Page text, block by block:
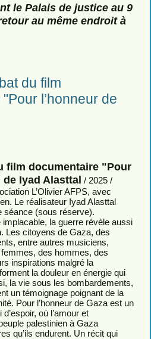
le Palais de justice au 9
au même endroit à
du film
l’honneur de
film documentaire "Pour
de Iyad Alasttal / 2025 /
L’Olivier AFPS, avec
Le réalisateur Iyad Alasttal
séance (sous réserve).
la guerre révèle aussi
Les citoyens de Gaza, des
entre autres musiciens,
des hommes, des
inspirations malgré la
la douleur en énergie qui
la vie sous les bombardements,
un témoignage poignant de la
Pour l’honneur de Gaza est un
où l’amour et
palestinien à Gaza
qu’ils endurent. Un récit qui